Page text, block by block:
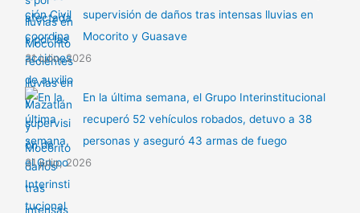
supervisión de daños tras intensas lluvias en
Mocorito y Guasave
31 julio, 2026
En la última semana, el Grupo Interinstitucional
recuperó 52 vehículos robados, detuvo a 38
personas y aseguró 43 armas de fuego
31 julio, 2026